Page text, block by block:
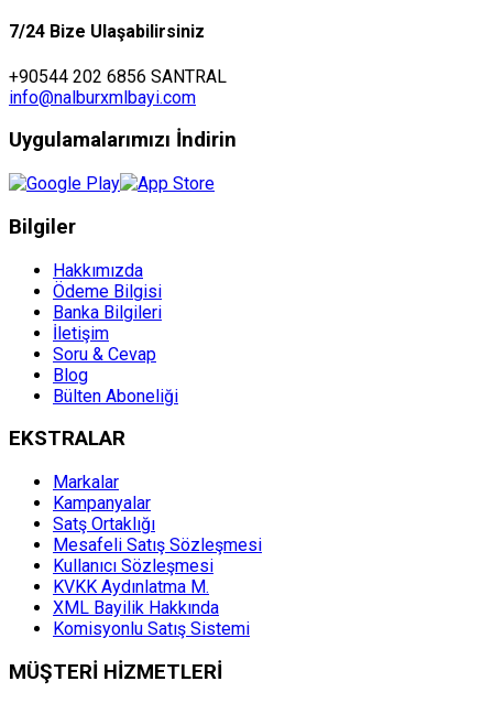
7/24 Bize Ulaşabilirsiniz
+90544 202 6856 SANTRAL
info@nalburxmlbayi.com
Uygulamalarımızı İndirin
Bilgiler
Hakkımızda
Ödeme Bilgisi
Banka Bilgileri
İletişim
Soru & Cevap
Blog
Bülten Aboneliği
EKSTRALAR
Markalar
Kampanyalar
Satş Ortaklığı
Mesafeli Satış Sözleşmesi
Kullanıcı Sözleşmesi
KVKK Aydınlatma M.
XML Bayilik Hakkında
Komisyonlu Satış Sistemi
MÜŞTERİ HİZMETLERİ